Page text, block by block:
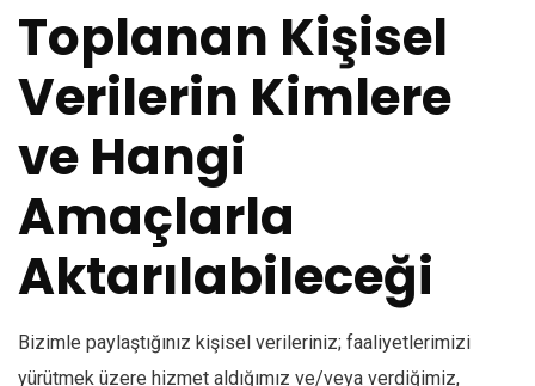
Toplanan Kişisel
Verilerin Kimlere
ve Hangi
Amaçlarla
Aktarılabileceği
Bizimle paylaştığınız kişisel verileriniz; faaliyetlerimizi
yürütmek üzere hizmet aldığımız ve/veya verdiğimiz,